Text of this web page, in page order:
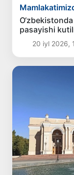
pasayishi
20 iyl 2026,